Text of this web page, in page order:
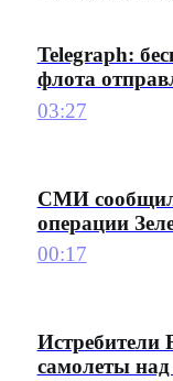
Telegraph:
флота
03:27
СМИ
операции
00:17
Истребители
самолеты